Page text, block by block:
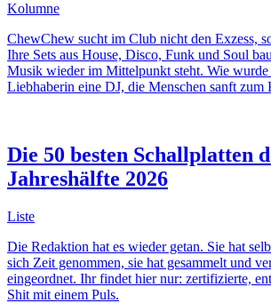
Kolumne
ChewChew sucht im Club nicht den Exzess,
Ihre Sets aus House, Disco, Funk und Soul
Musik wieder im Mittelpunkt steht. Wie
Liebhaberin eine DJ, die Menschen sanft zum
Die 50 besten Schallplatten
Jahreshälfte 2026
Liste
Die Redaktion hat es wieder getan. Sie hat
sich Zeit genommen, sie hat gesammelt und
eingeordnet. Ihr findet hier nur: zertifizierte,
Shit mit einem Puls.